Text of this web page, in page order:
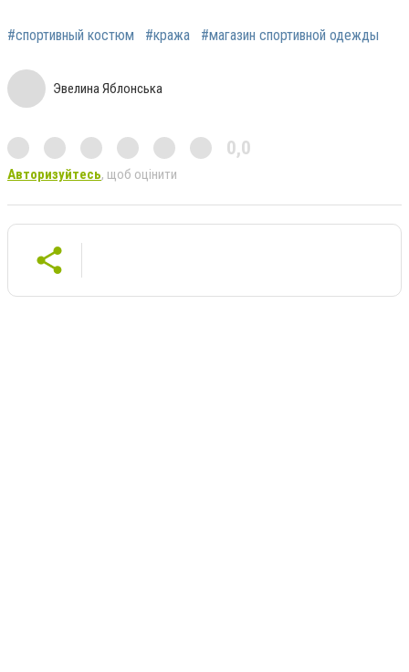
#спортивный костюм #кража #магазин спортивной одежды
Эвелина Яблонська
0,0
Авторизуйтесь, щоб оцінити